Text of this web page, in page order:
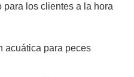
para los clientes a la hora